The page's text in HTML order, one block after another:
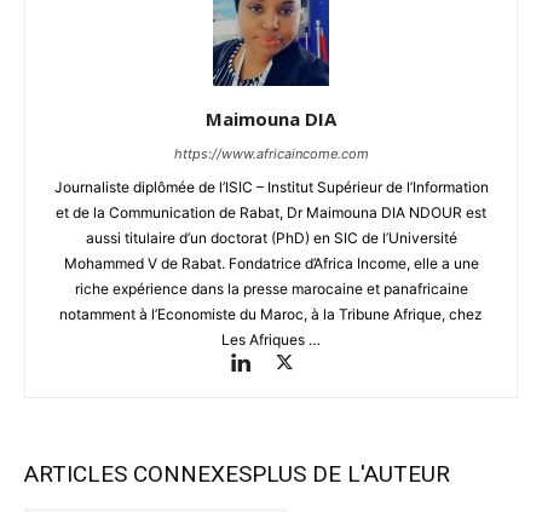
Maimouna DIA
https://www.africaincome.com
Journaliste diplômée de l’ISIC – Institut Supérieur de l’Information
et de la Communication de Rabat, Dr Maimouna DIA NDOUR est
aussi titulaire d’un doctorat (PhD) en SIC de l’Université
Mohammed V de Rabat. Fondatrice d’Africa Income, elle a une
riche expérience dans la presse marocaine et panafricaine
notamment à l’Economiste du Maroc, à la Tribune Afrique, chez
Les Afriques …
ARTICLES CONNEXESPLUS DE L'AUTEUR